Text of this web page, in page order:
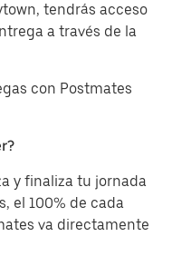
tendrás acceso
a través de la
con Postmates
y finaliza tu jornada
el 100% de cada
va directamente